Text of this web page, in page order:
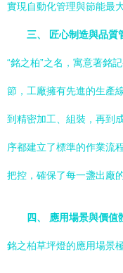
實現自動化管理與節能最大
三、 匠心制造與品質
“銘之柏”之名，寓意著銘
節，工廠擁有先進的生產
到精密加工、組裝，再到
序都建立了標準的作業流
把控，確保了每一盞出廠
四、 應用場景與價值
銘之柏草坪燈的應用場景